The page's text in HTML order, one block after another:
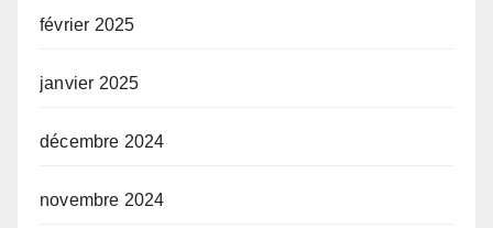
février 2025
janvier 2025
décembre 2024
novembre 2024